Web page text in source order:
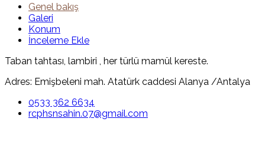
Genel bakış
Galeri
Konum
İnceleme Ekle
Taban tahtası, lambiri , her türlü mamül kereste.
Adres: Emişbeleni mah. Atatürk caddesi Alanya /Antalya
0533 362 6634
rcphsnsahin.07@gmail.com